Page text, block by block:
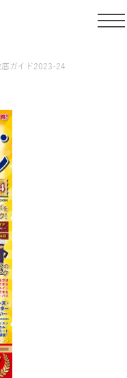
ガイド2023-24